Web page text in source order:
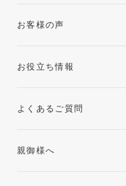
お客様の声
お役立ち情報
よくあるご質問
親御様へ